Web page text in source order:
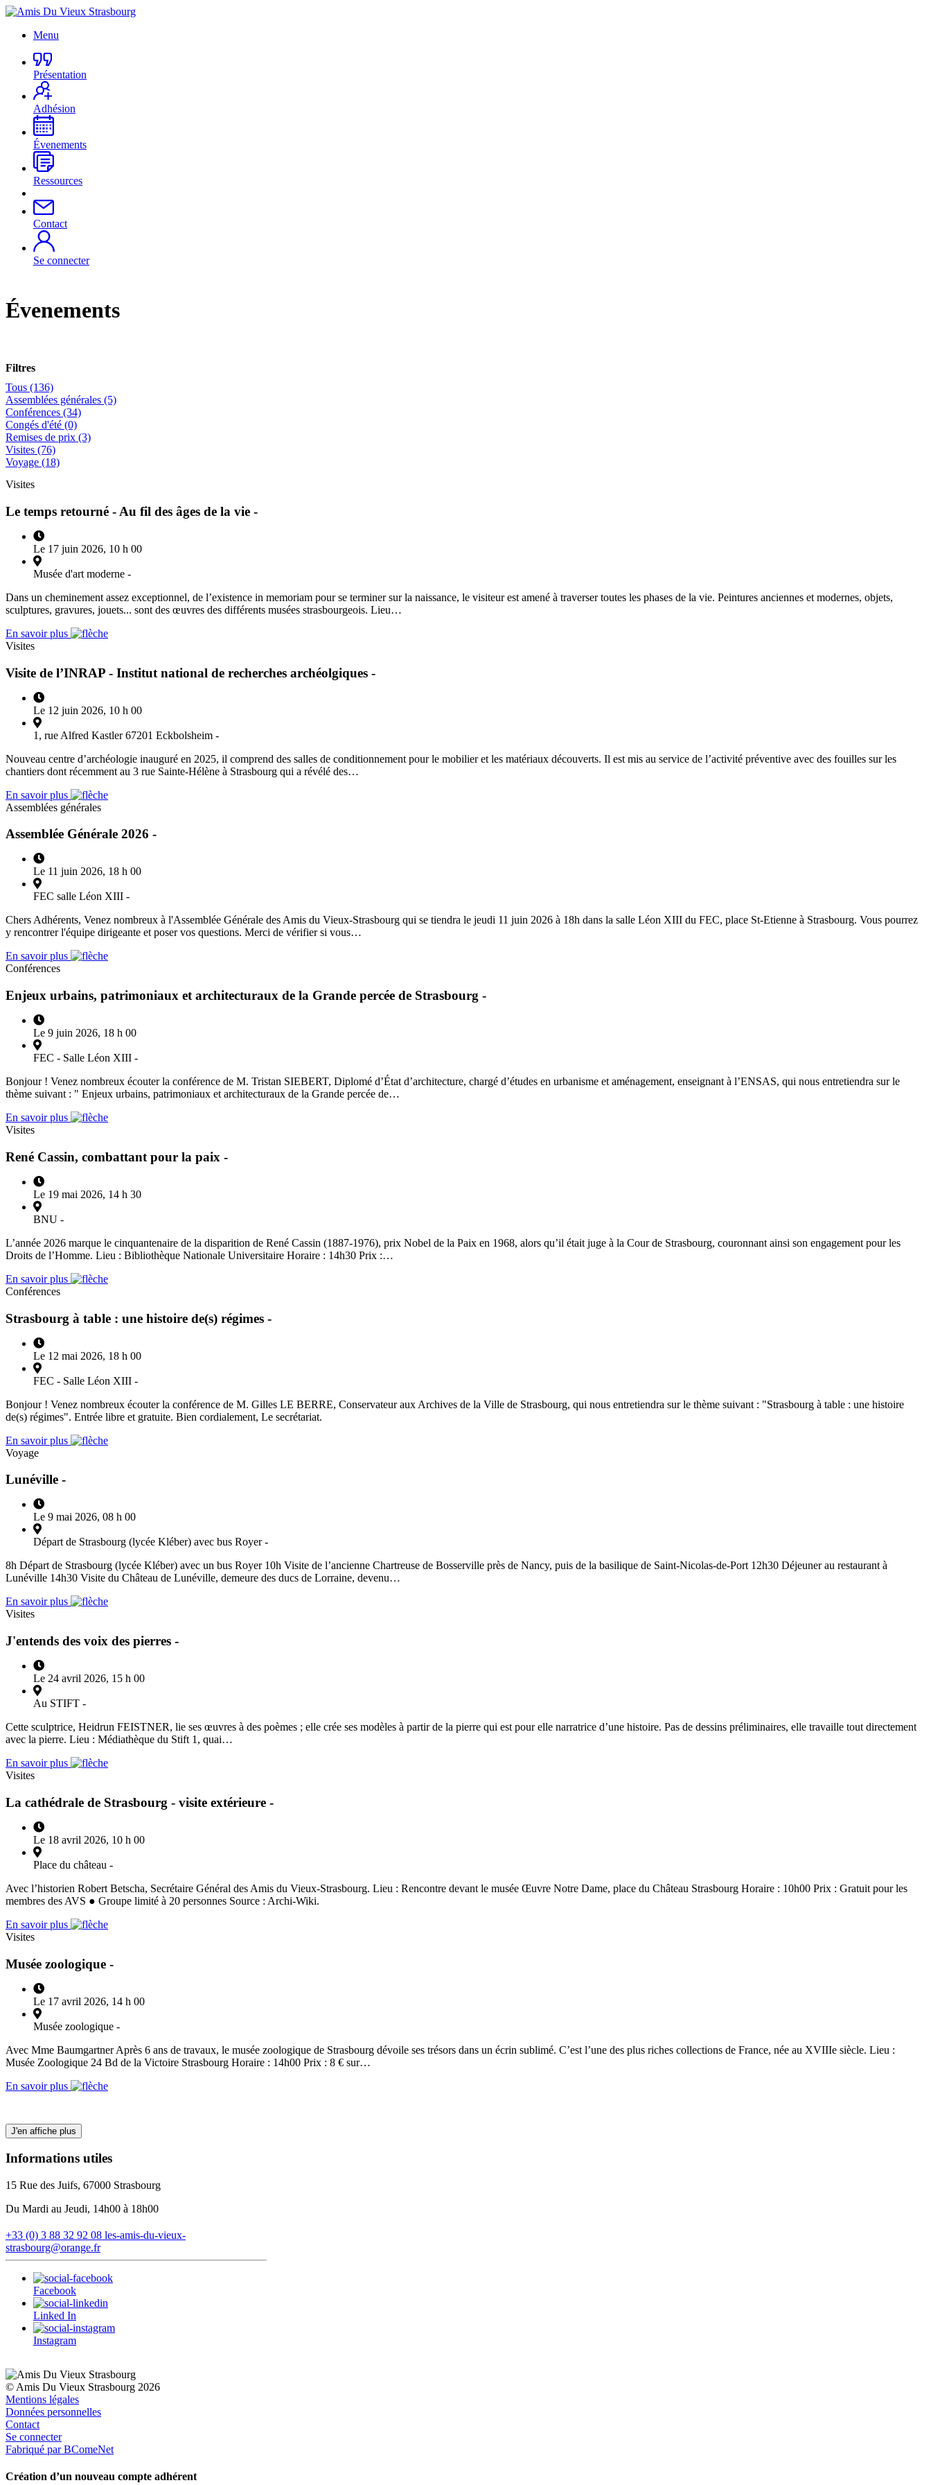
Menu
Présentation
Adhésion
Évenements
Ressources
Contact
Se connecter
Évenements
Filtres
Tous (136)
Assemblées générales (5)
Conférences (34)
Congés d'été (0)
Remises de prix (3)
Visites (76)
Voyage (18)
Visites
Le temps retourné - Au fil des âges de la vie -
Le 17 juin 2026, 10 h 00
Musée d'art moderne -
Dans un cheminement assez exceptionnel, de l’existence in memoriam pour se terminer sur la naissance, le visiteur est amené à traverser toutes les phases de la vie. Peintures anciennes et modernes, objets,
sculptures, gravures, jouets... sont des œuvres des différents musées strasbourgeois. Lieu…
En savoir plus
Visites
Visite de l’INRAP - Institut national de recherches archéolgiques -
Le 12 juin 2026, 10 h 00
1, rue Alfred Kastler 67201 Eckbolsheim -
Nouveau centre d’archéologie inauguré en 2025, il comprend des salles de conditionnement pour le mobilier et les matériaux découverts. Il est mis au service de l’activité préventive avec des fouilles sur les
chantiers dont récemment au 3 rue Sainte-Hélène à Strasbourg qui a révélé des…
En savoir plus
Assemblées générales
Assemblée Générale 2026 -
Le 11 juin 2026, 18 h 00
FEC salle Léon XIII -
Chers Adhérents, Venez nombreux à l'Assemblée Générale des Amis du Vieux-Strasbourg qui se tiendra le jeudi 11 juin 2026 à 18h dans la salle Léon XIII du FEC, place St-Etienne à Strasbourg. Vous pourrez
y rencontrer l'équipe dirigeante et poser vos questions. Merci de vérifier si vous…
En savoir plus
Conférences
Enjeux urbains, patrimoniaux et architecturaux de la Grande percée de Strasbourg -
Le 9 juin 2026, 18 h 00
FEC - Salle Léon XIII -
Bonjour ! Venez nombreux écouter la conférence de M. Tristan SIEBERT, Diplomé d’État d’architecture, chargé d’études en urbanisme et aménagement, enseignant à l’ENSAS, qui nous entretiendra sur le
thème suivant : " Enjeux urbains, patrimoniaux et architecturaux de la Grande percée de…
En savoir plus
Visites
René Cassin, combattant pour la paix -
Le 19 mai 2026, 14 h 30
BNU -
L’année 2026 marque le cinquantenaire de la disparition de René Cassin (1887-1976), prix Nobel de la Paix en 1968, alors qu’il était juge à la Cour de Strasbourg, couronnant ainsi son engagement pour les
Droits de l’Homme. Lieu : Bibliothèque Nationale Universitaire Horaire : 14h30 Prix :…
En savoir plus
Conférences
Strasbourg à table : une histoire de(s) régimes -
Le 12 mai 2026, 18 h 00
FEC - Salle Léon XIII -
Bonjour ! Venez nombreux écouter la conférence de M. Gilles LE BERRE, Conservateur aux Archives de la Ville de Strasbourg, qui nous entretiendra sur le thème suivant : "Strasbourg à table : une histoire
de(s) régimes". Entrée libre et gratuite. Bien cordialement, Le secrétariat.
En savoir plus
Voyage
Lunéville -
Le 9 mai 2026, 08 h 00
Départ de Strasbourg (lycée Kléber) avec bus Royer -
8h Départ de Strasbourg (lycée Kléber) avec un bus Royer 10h Visite de l’ancienne Chartreuse de Bosserville près de Nancy, puis de la basilique de Saint-Nicolas-de-Port 12h30 Déjeuner au restaurant à
Lunéville 14h30 Visite du Château de Lunéville, demeure des ducs de Lorraine, devenu…
En savoir plus
Visites
J'entends des voix des pierres -
Le 24 avril 2026, 15 h 00
Au STIFT -
Cette sculptrice, Heidrun FEISTNER, lie ses œuvres à des poèmes ; elle crée ses modèles à partir de la pierre qui est pour elle narratrice d’une histoire. Pas de dessins préliminaires, elle travaille tout directement
avec la pierre. Lieu : Médiathèque du Stift 1, quai…
En savoir plus
Visites
La cathédrale de Strasbourg - visite extérieure -
Le 18 avril 2026, 10 h 00
Place du château -
Avec l’historien Robert Betscha, Secrétaire Général des Amis du Vieux-Strasbourg. Lieu : Rencontre devant le musée Œuvre Notre Dame, place du Château Strasbourg Horaire : 10h00 Prix : Gratuit pour les
membres des AVS ● Groupe limité à 20 personnes Source : Archi-Wiki.
En savoir plus
Visites
Musée zoologique -
Le 17 avril 2026, 14 h 00
Musée zoologique -
Avec Mme Baumgartner Après 6 ans de travaux, le musée zoologique de Strasbourg dévoile ses trésors dans un écrin sublimé. C’est l’une des plus riches collections de France, née au XVIIIe siècle. Lieu :
Musée Zoologique 24 Bd de la Victoire Strasbourg Horaire : 14h00 Prix : 8 € sur…
En savoir plus
J'en affiche plus
Informations utiles
15 Rue des Juifs, 67000 Strasbourg
Du Mardi au Jeudi, 14h00 à 18h00
+33 (0) 3 88 32 92 08 les-amis-du-vieux-
strasbourg@orange.fr
Facebook
Linked In
Instagram
© Amis Du Vieux Strasbourg 2026
Mentions légales
Données personnelles
Contact
Se connecter
Fabriqué par BComeNet
Création d’un nouveau compte adhérent